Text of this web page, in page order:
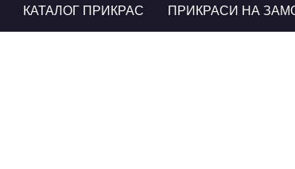
КАТАЛОГ ПРИКРАС ПРИКРАСИ НА